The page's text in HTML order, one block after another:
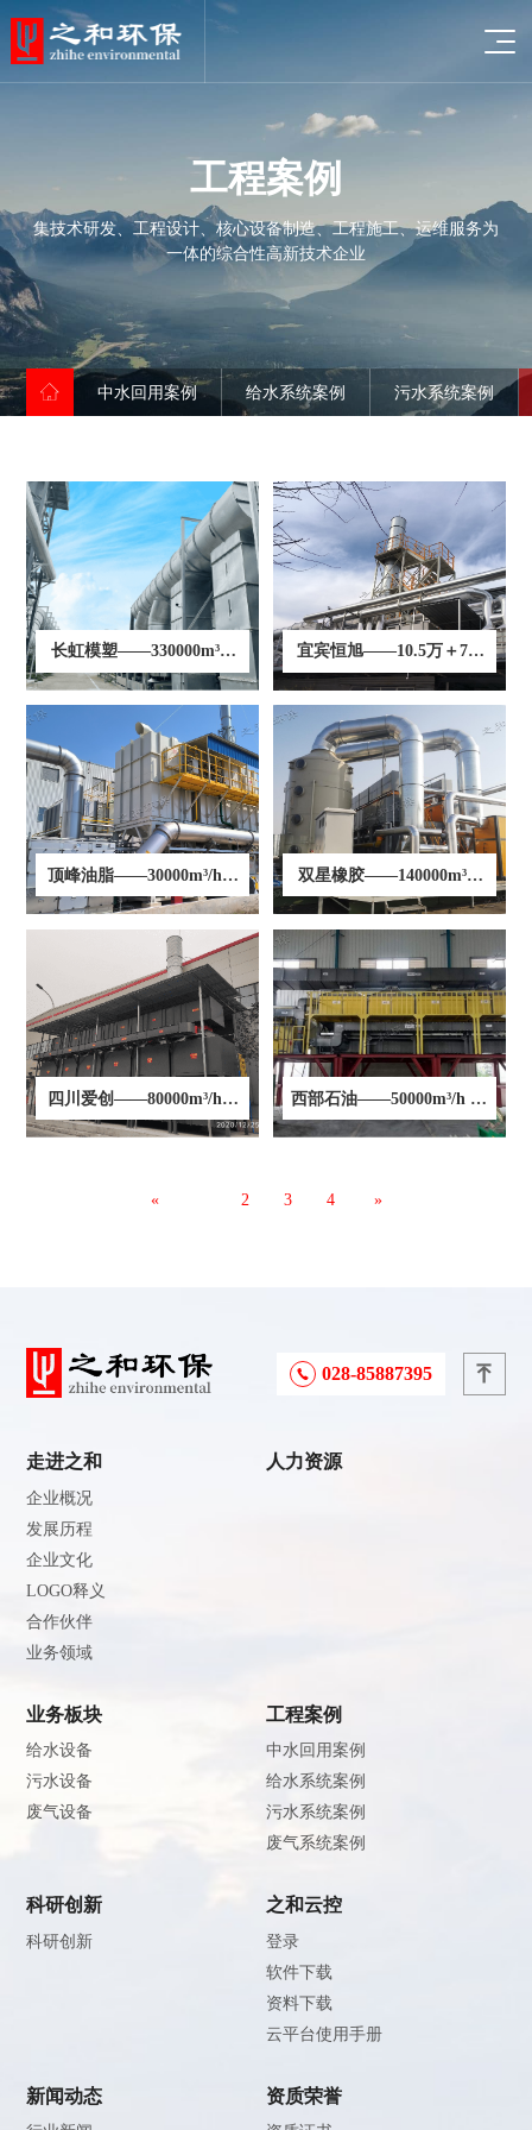
发展历程
企业文化
合作伙伴
业务领域
资质证书
荣誉证书
污水设备
废气设备
中水回用案例
给水系统案例
污水系统案例
废气系统案例
科研创新
行业新闻
软件下载
资料下载
云平台使用手册
联系方式
工程案例
集技术研发、工程设计、核心设备制造、工程施工、运维服务为
一体的综合性高新技术企业
中水回用案例 给水系统案例 污水系统案例
长虹模塑——330000m³/h
转轮+RTO
宜宾恒旭——10.5万＋7.2
万m³/h喷涂废气处理项目
顶峰油脂——30000m³/h化
工烟气处理项目
双星橡胶——140000m³/h
风量废气处理项目
四川爱创——80000m³/h风
量催化燃烧项目
西部石油——50000m³/h 喷
涂废气处理项目
« 2 3 4 »
028-85887395
走进之和
企业概况
发展历程
企业文化
LOGO释义
合作伙伴
业务领域
资质荣誉
业务板块
给水设备
污水设备
废气设备
工程案例
中水回用案例
给水系统案例
污水系统案例
废气系统案例
科研创新
科研创新
新闻动态
之和云控
登录
软件下载
资料下载
云平台使用手册
人力资源